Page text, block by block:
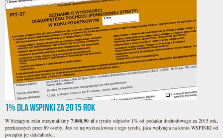
1% dla WSPINKI za 2015 rok
W bieżącym roku otrzymaliśmy7.080,90 złz tytułu odpisów 1% od podatku dochodowego za 2015 rok,
przekazanych przez 89 osoby. Jest to najwyższa kwota z tego tytułu, jaka wpłynęła na konto WSPINKI od
początku jej działalności.